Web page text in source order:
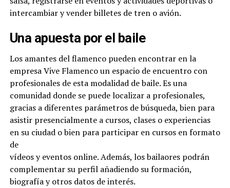
intercambiar y vender billetes de tren o avión.
Una apuesta por el baile
Los amantes del flamenco pueden encontrar en la
empresa Vive Flamenco un espacio de encuentro con
profesionales de esta modalidad de baile. Es una
comunidad donde se puede localizar a profesionales,
gracias a diferentes parámetros de búsqueda, bien para
asistir presencialmente a cursos, clases o experiencias
en su ciudad o bien para participar en cursos en formato
de
vídeos y eventos online. Además, los bailaores podrán
complementar su perfil añadiendo su formación,
biografía y otros datos de interés.